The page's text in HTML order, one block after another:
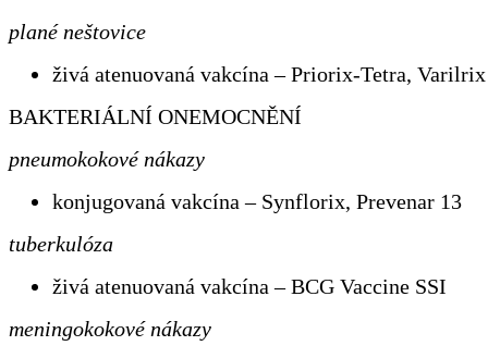
plané neštovice
živá atenuovaná vakcína – Priorix-Tetra, Varilrix
BAKTERIÁLNÍ ONEMOCNĚNÍ
pneumokokové nákazy
konjugovaná vakcína – Synflorix, Prevenar 13
tuberkulóza
živá atenuovaná vakcína – BCG Vaccine SSI
meningokokové nákazy